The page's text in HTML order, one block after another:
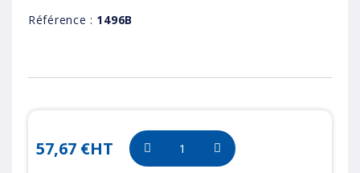
Référence : 1496B
57,67 €HT